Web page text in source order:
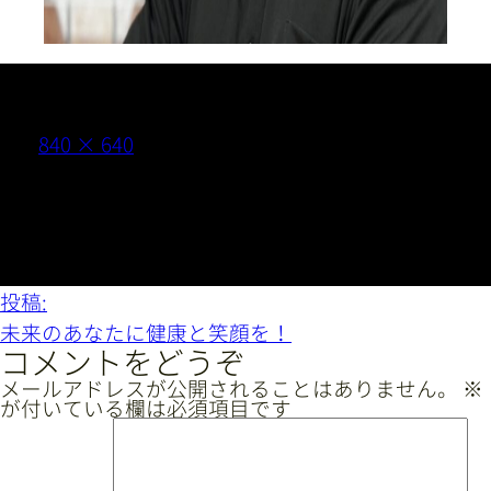
無 料カウンセリング
フ
ル
840 × 640
投
稿
ナ
ビ
ゲ
投稿:
未来のあなたに健康と笑顔を！
コメントをどうぞ
メールアドレスが公開されることはありません。 ※
が付いている欄は必須項目です